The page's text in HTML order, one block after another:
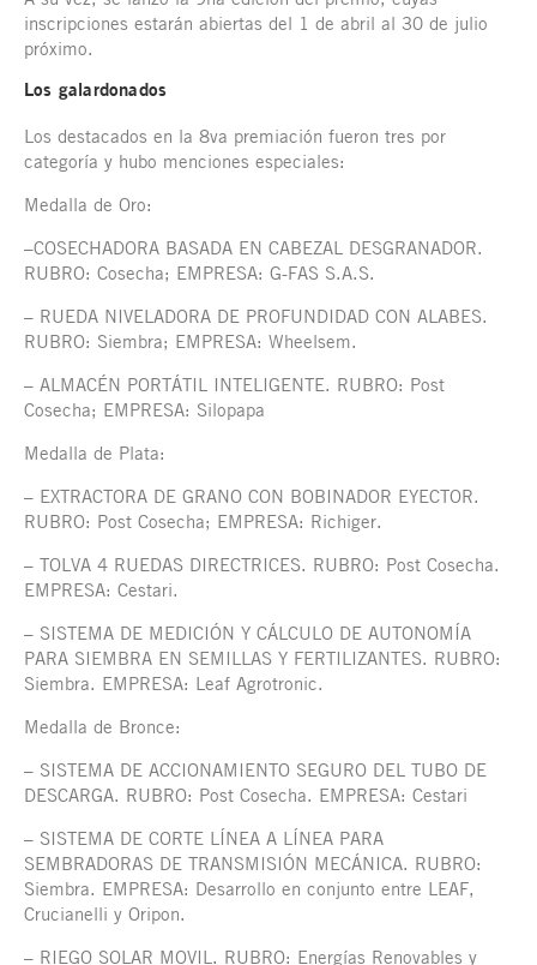
inscripciones estarán abiertas del 1 de abril al 30 de julio
próximo.
Los galardonados
Los destacados en la 8va premiación fueron tres por
categoría y hubo menciones especiales:
Medalla de Oro:
–COSECHADORA BASADA EN CABEZAL DESGRANADOR.
RUBRO: Cosecha; EMPRESA: G-FAS S.A.S.
– RUEDA NIVELADORA DE PROFUNDIDAD CON ALABES.
RUBRO: Siembra; EMPRESA: Wheelsem.
– ALMACÉN PORTÁTIL INTELIGENTE. RUBRO: Post
Cosecha; EMPRESA: Silopapa
Medalla de Plata:
– EXTRACTORA DE GRANO CON BOBINADOR EYECTOR.
RUBRO: Post Cosecha; EMPRESA: Richiger.
– TOLVA 4 RUEDAS DIRECTRICES. RUBRO: Post Cosecha.
EMPRESA: Cestari.
– SISTEMA DE MEDICIÓN Y CÁLCULO DE AUTONOMÍA
PARA SIEMBRA EN SEMILLAS Y FERTILIZANTES. RUBRO:
Siembra. EMPRESA: Leaf Agrotronic.
Medalla de Bronce:
– SISTEMA DE ACCIONAMIENTO SEGURO DEL TUBO DE
DESCARGA. RUBRO: Post Cosecha. EMPRESA: Cestari
– SISTEMA DE CORTE LÍNEA A LÍNEA PARA
SEMBRADORAS DE TRANSMISIÓN MECÁNICA. RUBRO:
Siembra. EMPRESA: Desarrollo en conjunto entre LEAF,
Crucianelli y Oripon.
– RIEGO SOLAR MOVIL. RUBRO: Energías Renovables y